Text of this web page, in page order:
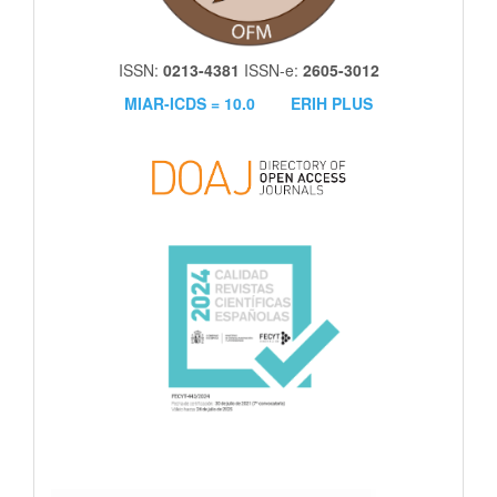
ISSN: 0213-4381 ISSN-e: 2605-3012
MIAR-ICDS = 10.0
ERIH PLUS